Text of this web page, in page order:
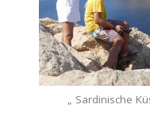
„ Sardinische